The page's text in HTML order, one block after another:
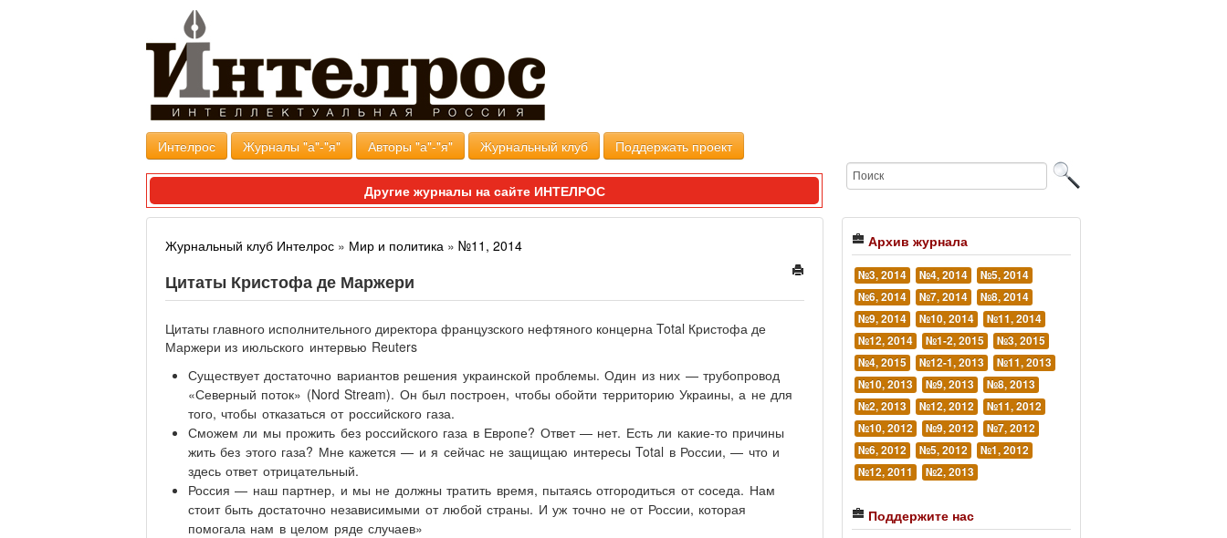
Интелрос Журналы "а"-"я" Авторы "а"-"я" Журнальный клуб Поддержать проект
Другие журналы на сайте ИНТЕЛРОС
Журнальный клуб Интелрос » Мир и политика » №11, 2014
Цитаты Кристофа де Маржери
Цитаты главного исполнительного директора французского нефтяного концерна Total Кристофа де
Маржери из июльского интервью Reuters
Существует достаточно вариантов решения украинской проблемы. Один из них — трубопровод
«Северный поток» (Nord Stream). Он был построен, чтобы обойти территорию Украины, а не для
того, чтобы отказаться от российского газа.
Сможем ли мы прожить без российского газа в Европе? Ответ — нет. Есть ли какие-то причины
жить без этого газа? Мне кажется — и я сейчас не защищаю интересы Total в России, — что и
здесь ответ отрицательный.
Россия — наш партнер, и мы не должны тратить время, пытаясь отгородиться от соседа. Нам
стоит быть достаточно независимыми от любой страны. И уж точно не от России, которая
помогала нам в целом ряде случаев»
Архив журнала
№3, 2014 №4, 2014
№5, 2014
№6, 2014
№7, 2014
№8, 2014
№9, 2014
№10, 2014
№11, 2014
№12, 2014
№1-2, 2015
№3, 2015
№4, 2015
№12-1, 2013
№11, 2013
№10, 2013
№9, 2013
№8, 2013
№2, 2013
№12, 2012
№11, 2012
№10, 2012
№9, 2012
№7, 2012
№6, 2012
№5, 2012
№1, 2012
№12, 2011
№2, 2013
Поддержите нас